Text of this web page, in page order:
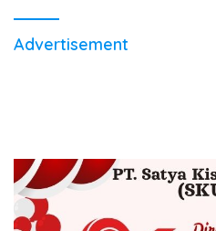
Advertisement